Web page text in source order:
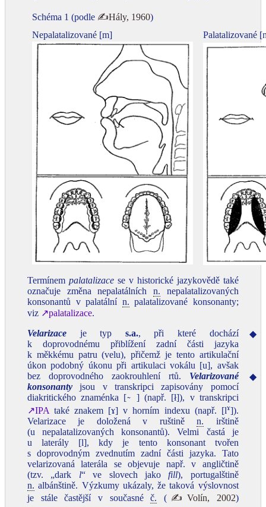
Schéma 1 (podle ✍Hály, 1960)
Nepalatalizované [m]
Palatalizované
Termínem palatalizacese v historické jazykovědě také
označuje změna nepalatálníchn. nepalatalizovaných
konsonantů v palatální n. palatalizované konsonanty;
viz ↗palatalizace.
Velarizace je typ s.a., při které dochází
k doprovodnému přiblížení zadní části jazyka
k měkkému patru (velu), přičemž je tento artikulační
úkon podobný úkonu při artikulaci vokálu [u], avšak
bez doprovodného zaokrouhlení rtů. Velarizované
konsonanty jsou v transkripci zapisovány pomocí
diakritického znaménka [ ̴ ] (např. [ł]), v transkripci
↗IPA také znakem [ɤ] v horním indexu (např. [lɤ]).
Velarizace je doložená v ruštiněn. irštině
(u nepalatalizovaných konsonantů). Velmi častá je
u laterály [l], kdy je tento konsonant tvořen
s doprovodným zvednutím zadní části jazyka. Tato
velarizovaná laterála se objevuje např. v angličtině
(tzv. „dark l“ ve slovech jakofill), portugalštině
n. albánštině. Výzkumy ukázaly, že taková výslovnost
je stále častější v současnéč. (✍Volín, 2002)
◆
◆